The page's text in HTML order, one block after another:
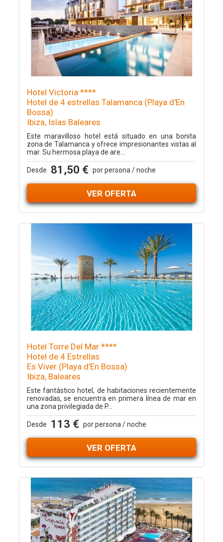
Hotel Victoria ****
Hotel de 4 estrellas Talamanca (Playa d'En
Bossa)
Ibiza, Islas Baleares
Este maravilloso hotel está situado en una bonita
zona de Talamanca y ofrece impresionantes vistas al
mar. Su hermosa playa de are...
Desde 81,50 € por persona / noche
VER OFERTA
Hotel Torre Del Mar ****
Hotel de 4 Estrellas
Es Viver (Playa d'En Bossa)
Ibiza, Baleares
Este fantástico hotel, de habitaciones recientemente
renovadas, se encuentra en primera línea de mar en
una zona privilegiada de P...
Desde 113 € por persona / noche
VER OFERTA